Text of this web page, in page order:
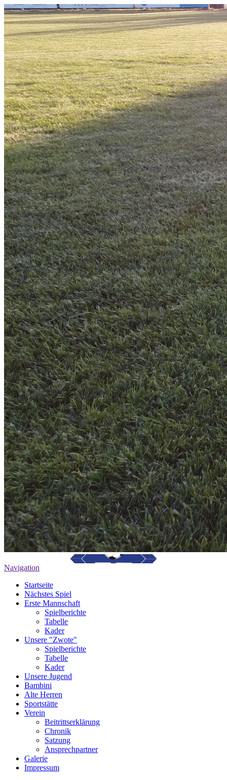
Navigation
Startseite
Nächstes Spiel
Erste Mannschaft
Spielberichte
Tabelle
Kader
Unsere "Zwote"
Spielberichte
Tabelle
Kader
Unsere Jugend
Bambini
Alte Herren
Sportstätte
Verein
Beitrittserklärung
Chronik
Satzung
Ansprechpartner
Galerie
Impressum